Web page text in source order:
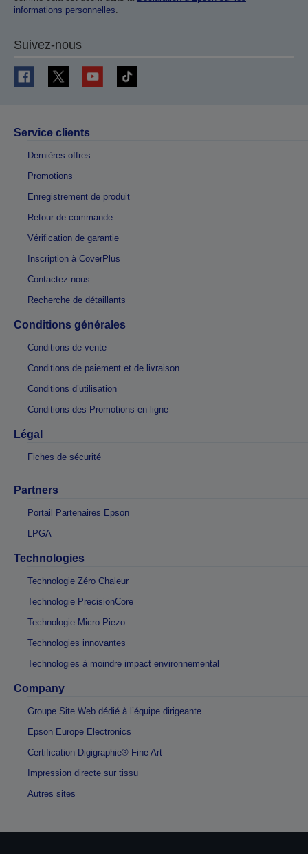
informations personnelles.
Suivez-nous
Service clients
Dernières offres
Promotions
Enregistrement de produit
Retour de commande
Vérification de garantie
Inscription à CoverPlus
Contactez-nous
Recherche de détaillants
Conditions générales
Conditions de vente
Conditions de paiement et de livraison
Conditions d’utilisation
Conditions des Promotions en ligne
Légal
Fiches de sécurité
Partners
Portail Partenaires Epson
LPGA
Technologies
Technologie Zéro Chaleur
Technologie PrecisionCore
Technologie Micro Piezo
Technologies innovantes
Technologies à moindre impact environnemental
Company
Groupe Site Web dédié à l’équipe dirigeante
Epson Europe Electronics
Certification Digigraphie® Fine Art
Impression directe sur tissu
Autres sites